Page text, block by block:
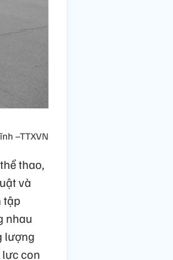
–TTXVN
thao,
và
tập
nhau
lượng
con